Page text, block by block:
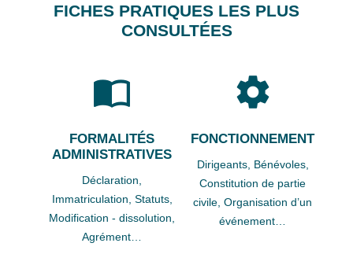
FICHES PRATIQUES LES PLUS
CONSULTÉES
import_contacts
FORMALITÉS
ADMINISTRATIVES
Déclaration,
Immatriculation, Statuts,
Modification - dissolution,
Agrément…
settings
FONCTIONNEMENT
Dirigeants, Bénévoles,
Constitution de partie
civile,Organisation d’un
événement…